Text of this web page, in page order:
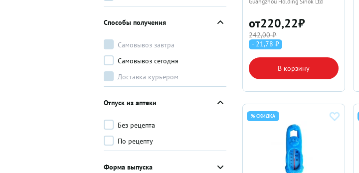
Способы получения
Самовывоз завтра
Самовывоз сегодня
Доставка курьером
Отпуск из аптеки
Без рецепта
По рецепту
Форма выпуска
от220,22₽
242,00 ₽
- 21,78 ₽
В корзину
% СКИДКА